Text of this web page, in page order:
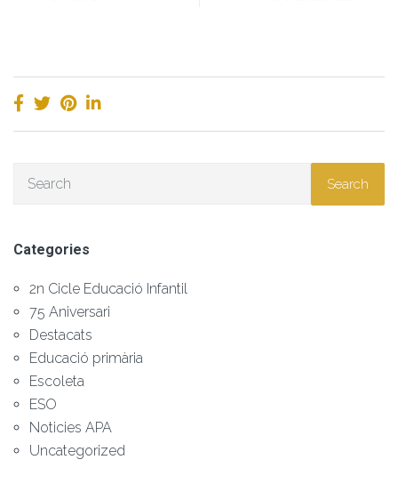
Search
Categories
2n Cicle Educació Infantil
75 Aniversari
Destacats
Educació primària
Escoleta
ESO
Noticies APA
Uncategorized